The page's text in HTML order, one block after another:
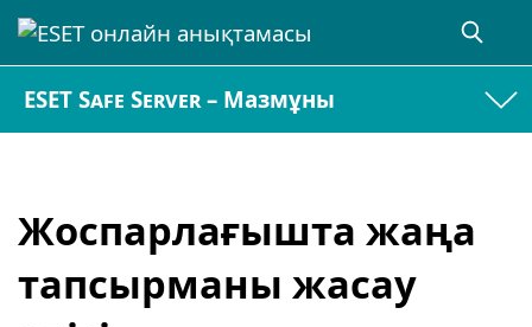
ESET Safe Server – Мазмұны
Жоспарлағышта жаңа
тапсырманы жасау